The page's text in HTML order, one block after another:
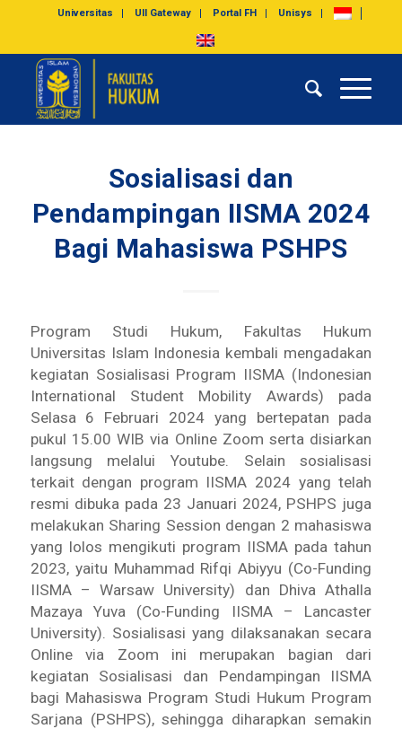
Universitas UII Gateway Portal FH Unisys
Sosialisasi dan
Pendampingan IISMA 2024
Bagi Mahasiswa PSHPS
Program Studi Hukum, Fakultas Hukum
Universitas Islam Indonesia kembali mengadakan
kegiatan Sosialisasi Program IISMA (Indonesian
International Student Mobility Awards) pada
Selasa 6 Februari 2024 yang bertepatan pada
pukul 15.00 WIB via Online Zoom serta disiarkan
langsung melalui Youtube. Selain sosialisasi
terkait dengan program IISMA 2024 yang telah
resmi dibuka pada 23 Januari 2024, PSHPS juga
melakukan Sharing Session dengan 2 mahasiswa
yang lolos mengikuti program IISMA pada tahun
2023, yaitu Muhammad Rifqi Abiyyu (Co-Funding
IISMA – Warsaw University) dan Dhiva Athalla
Mazaya Yuva (Co-Funding IISMA – Lancaster
University). Sosialisasi yang dilaksanakan secara
Online via Zoom ini merupakan bagian dari
kegiatan Sosialisasi dan Pendampingan IISMA
bagi Mahasiswa Program Studi Hukum Program
Sarjana (PSHPS), sehingga diharapkan semakin